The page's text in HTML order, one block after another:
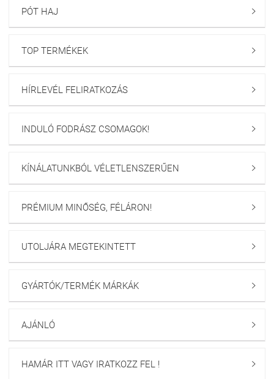
PÓT HAJ 
TOP TERMÉKEK 
HÍRLEVÉL FELIRATKOZÁS 
INDULÓ FODRÁSZ CSOMAGOK! 
KÍNÁLATUNKBÓL VÉLETLENSZERŰEN 
PRÉMIUM MINŐSÉG, FÉLÁRON! 
UTOLJÁRA MEGTEKINTETT 
GYÁRTÓK/TERMÉK MÁRKÁK 
AJÁNLÓ 
HAMÁR ITT VAGY IRATKOZZ FEL ! 